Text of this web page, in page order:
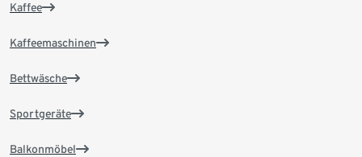
Kaffee
Kaffeemaschinen
Bettwäsche
Sportgeräte
Balkonmöbel